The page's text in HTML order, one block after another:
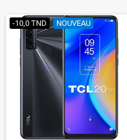
-10,0 TND NOUVEAU